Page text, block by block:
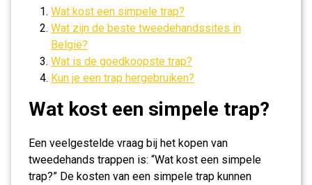
Wat kost een simpele trap?
Wat zijn de beste tweedehandssites in
België?
Wat is de goedkoopste trap?
Kun je een trap hergebruiken?
Wat kost een simpele trap?
Een veelgestelde vraag bij het kopen van
tweedehands trappen is: “Wat kost een simpele
trap?” De kosten van een simpele trap kunnen